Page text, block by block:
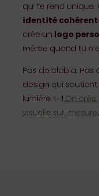
qui te rend unique.
identité
crée un logo
même quand tu
Pas de blabla. Pas
design qui
lumière ✨ !On
visuelle sur-mesure.